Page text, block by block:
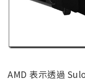
AMD 表示透過